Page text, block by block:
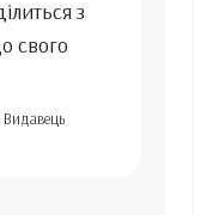
з
свого
Видавець